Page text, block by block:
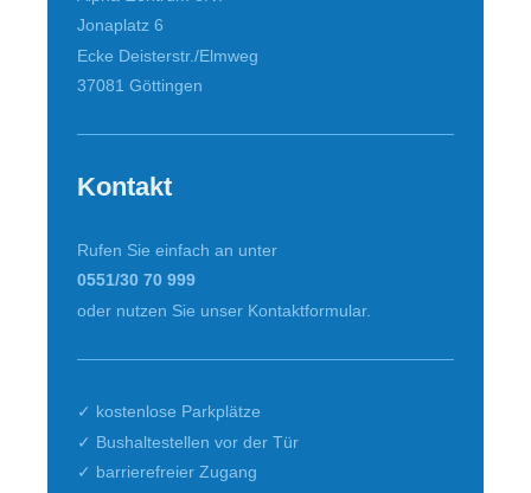
Jonaplatz 6
Ecke Deisterstr./Elmweg
37081 Göttingen
Kontakt
Rufen Sie einfach an unter
0551/30 70 999
oder nutzen Sie unser Kontaktformular.
✓ kostenlose Parkplätze
✓ Bushaltestellen vor der Tür
✓ barrierefreier Zugang